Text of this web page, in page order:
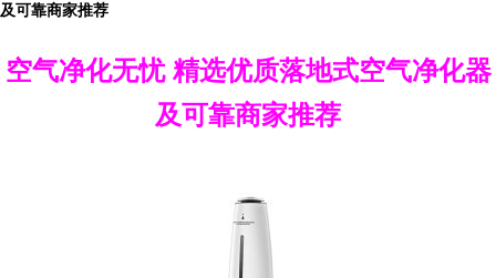
及可靠商家推荐
空气净化无忧 精选优质落地式空气净化器
及可靠商家推荐